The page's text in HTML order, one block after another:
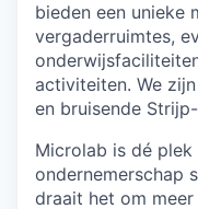
bieden een unieke
vergaderruimtes,
activiteiten. We
en bruisende
Microlab is dé
ondernemerschap
draait het om